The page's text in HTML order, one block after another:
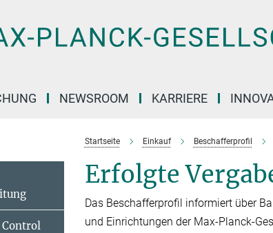
NEWSROOM KARRIERE
Startseite Einkauf Beschafferprofil
Erfolgte
Das Beschafferprofil informiert über
und Einrichtungen der Max-Planck-
Control